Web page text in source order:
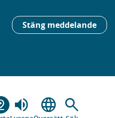
Stäng meddelande
volume_up language search